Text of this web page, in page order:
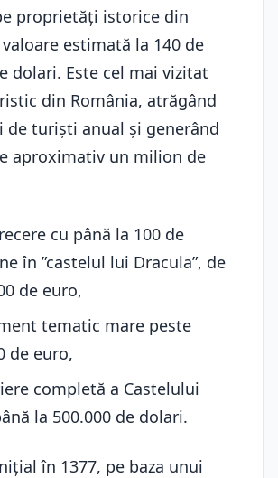
proprietăți istorice din
estimată la 140 de
dolari. Este cel mai vizitat
din România, atrăgând
de turiști anual și generând
aproximativ un milion de
cu până la 100 de
în ”castelul lui Dracula”, de
de euro,
tematic mare peste
de euro,
completă a Castelului
la 500.000 de dolari.
în 1377, pe baza unui